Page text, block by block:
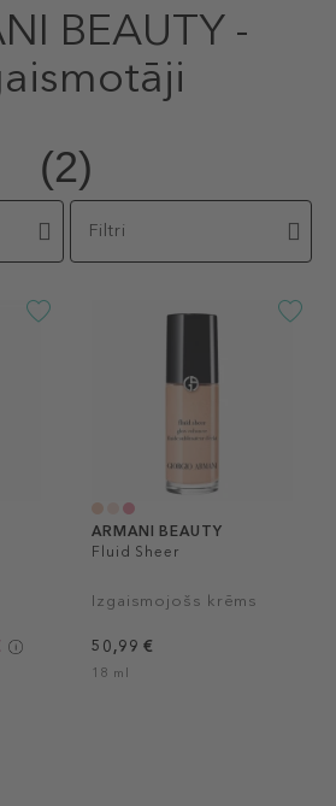
BEAUTY -
(2)
Filtri
ARMANI BEAUTY
Fluid Sheer
Izgaismojošs krēms
50,99 €
18 ml